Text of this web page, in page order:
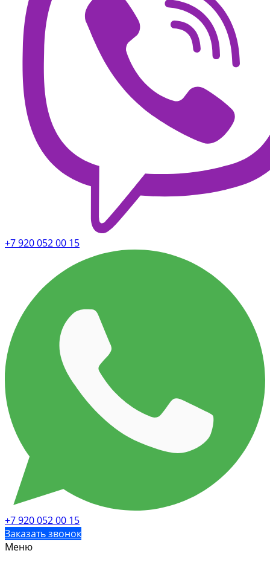
+7 920 052 00 15
+7 920 052 00 15
Заказать звонок
Меню